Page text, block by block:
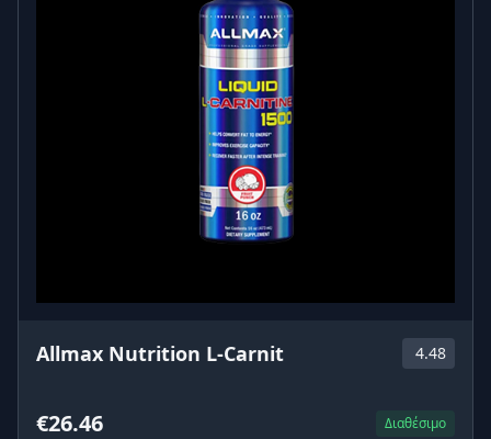
Allmax Nutrition L-Carnit 4.48
€26.46 Διαθέσιμο